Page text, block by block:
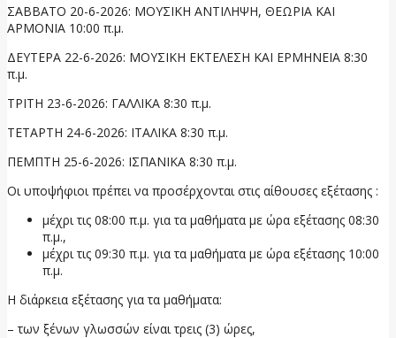
ΣΑΒΒΑΤΟ 20-6-2026: ΜΟΥΣΙΚΗ ΑΝΤΙΛΗΨΗ, ΘΕΩΡΙΑ ΚΑΙ
ΑΡΜΟΝΙΑ 10:00 π.μ.
ΔΕΥΤΕΡΑ 22-6-2026: ΜΟΥΣΙΚΗ ΕΚΤΕΛΕΣΗ ΚΑΙ ΕΡΜΗΝΕΙΑ 8:30
π.μ.
ΤΡΙΤΗ 23-6-2026: ΓΑΛΛΙΚΑ 8:30 π.μ.
ΤΕΤΑΡΤΗ 24-6-2026: ΙΤΑΛΙΚΑ 8:30 π.μ.
ΠΕΜΠΤΗ 25-6-2026: ΙΣΠΑΝΙΚΑ 8:30 π.μ.
Οι υποψήφιοι πρέπει να προσέρχονται στις αίθουσες εξέτασης :
μέχρι τις 08:00 π.μ. για τα μαθήματα με ώρα εξέτασης 08:30
π.μ.,
μέχρι τις 09:30 π.μ. για τα μαθήματα με ώρα εξέτασης 10:00
π.μ.
Η διάρκεια εξέτασης για τα μαθήματα:
– των ξένων γλωσσών είναι τρεις (3) ώρες,